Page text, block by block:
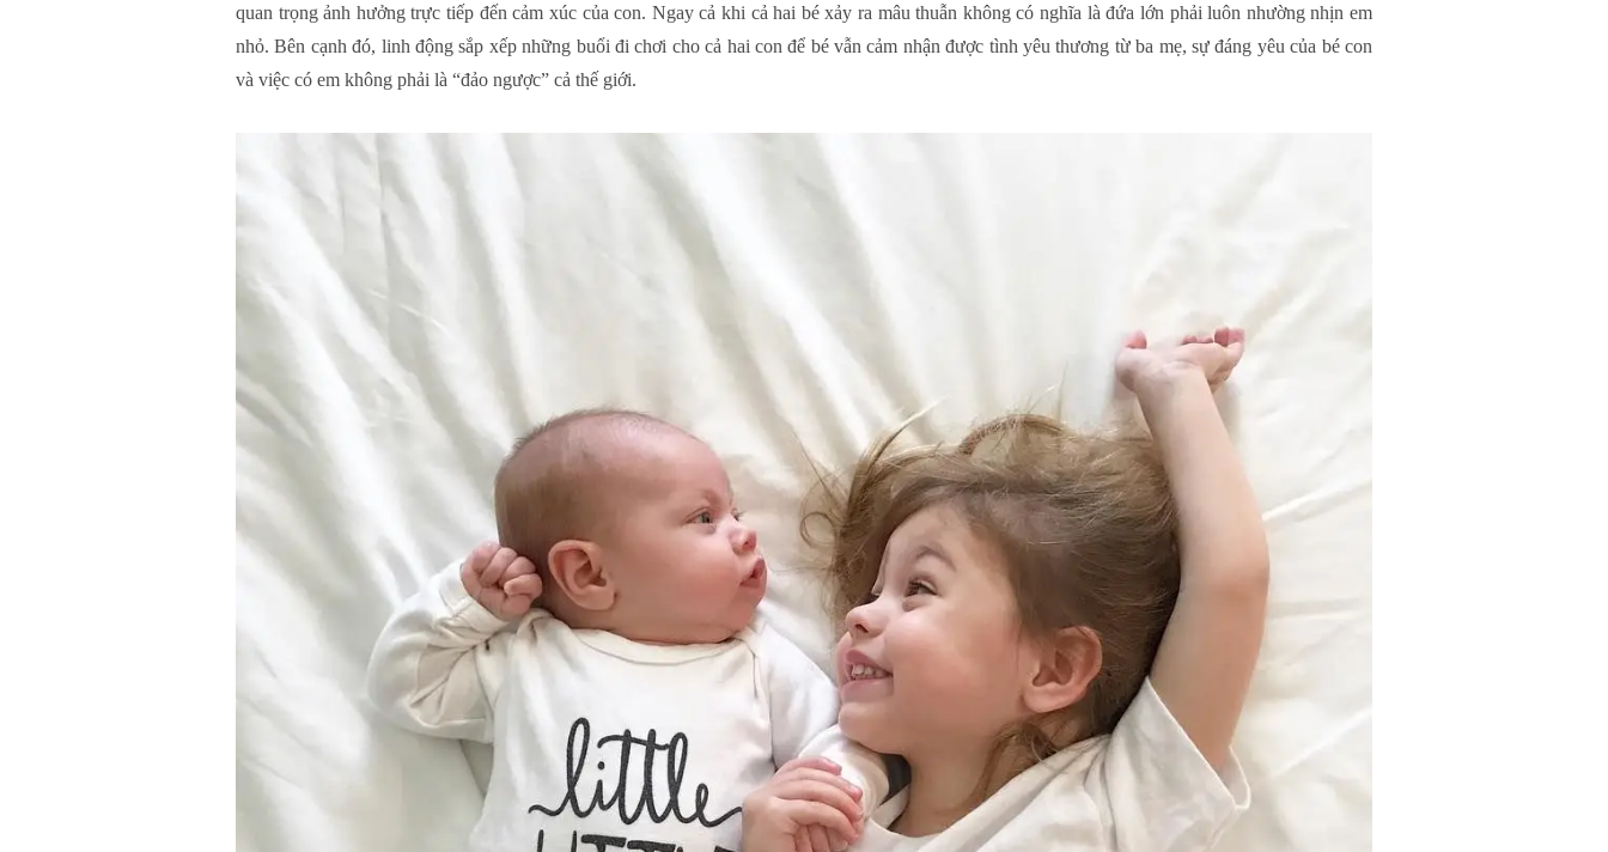
quan trọng ảnh hưởng trực tiếp đến cảm xúc của con. Ngay cả khi cả hai bé xảy ra mâu thuẫn không có nghĩa là đứa lớn phải luôn nhường nhịn em
nhỏ. Bên cạnh đó, linh động sắp xếp những buổi đi chơi cho cả hai con để bé vẫn cảm nhận được tình yêu thương từ ba mẹ, sự đáng yêu của bé con
và việc có em không phải là “đảo ngược” cả thế giới.